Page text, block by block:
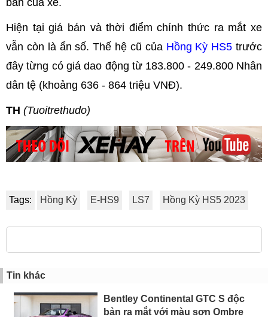
bản của xe.
Hiện tại giá bán và thời điểm chính thức ra mắt xe
vẫn còn là ẩn số. Thế hệ cũ của Hồng Kỳ HS5 trước
đây từng có giá dao động từ 183.800 - 249.800 Nhân
dân tệ (khoảng 636 - 864 triệu VNĐ).
TH (Tuoitrethudo)
Tags: Hồng Kỳ E-HS9 LS7 Hồng Kỳ HS5 2023
Tin khác
Bentley Continental GTC S độc
bản ra mắt với màu sơn Ombre